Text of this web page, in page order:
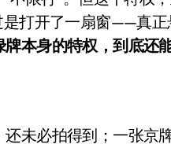
亿的债
主机，你领不领？
了：车内不是广告屏！
会后悔吗？
打开了一扇窗——真
牌本身的特权，到底还
未必拍得到；一张京